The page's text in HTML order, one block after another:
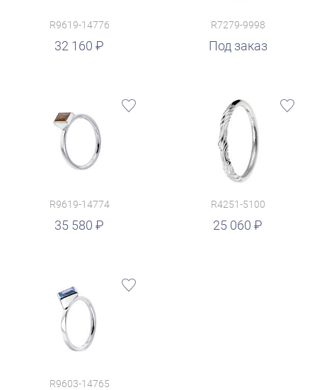
R9619-14776
32 160
R7279-9998
Под заказ
R9619-14774
35 580
R4251-5100
25 060
R9603-14765